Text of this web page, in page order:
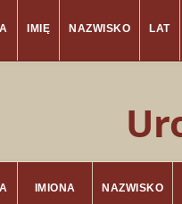
IMIĘ NAZWISKO LAT
IMIONA NAZWISKO